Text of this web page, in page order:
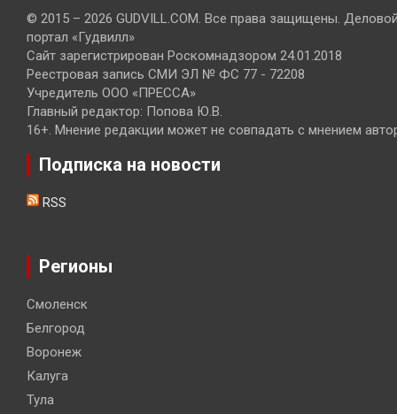
© 2015 – 2026 GUDVILL.COM. Все права защищены.
портал «Гудвилл»
Сайт зарегистрирован Роскомнадзором 24.01.2018
Реестровая запись СМИ ЭЛ № ФС 77 - 72208
Учредитель ООО «ПРЕССА»
Главный редактор: Попова Ю.В.
16+. Мнение редакции может не совпадать с мнением
Подписка на новости
RSS
Регионы
Смоленск
Белгород
Воронеж
Калуга
Тула